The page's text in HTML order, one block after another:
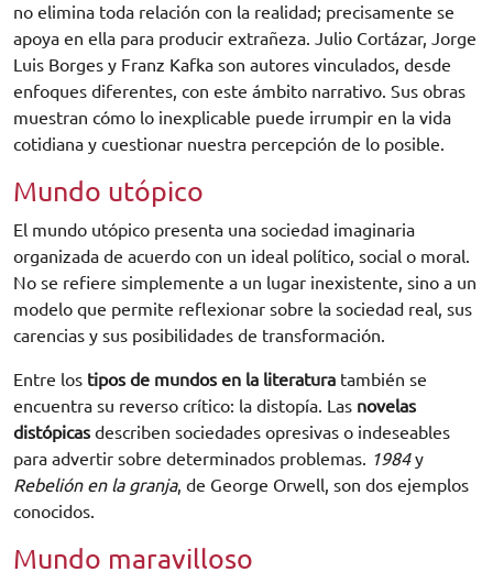
no elimina toda relación con la realidad; precisamente se
apoya en ella para producir extrañeza. Julio Cortázar, Jorge
Luis Borges y Franz Kafka son autores vinculados, desde
enfoques diferentes, con este ámbito narrativo. Sus obras
muestran cómo lo inexplicable puede irrumpir en la vida
cotidiana y cuestionar nuestra percepción de lo posible.
Mundo utópico
El mundo utópico presenta una sociedad imaginaria
organizada de acuerdo con un ideal político, social o moral.
No se refiere simplemente a un lugar inexistente, sino a un
modelo que permite reflexionar sobre la sociedad real, sus
carencias y sus posibilidades de transformación.
Entre los tipos de mundos en la literatura también se
encuentra su reverso crítico: la distopía. Las novelas
distópicas describen sociedades opresivas o indeseables
para advertir sobre determinados problemas. 1984y
Rebelión en la granja, de George Orwell, son dos ejemplos
conocidos.
Mundo maravilloso